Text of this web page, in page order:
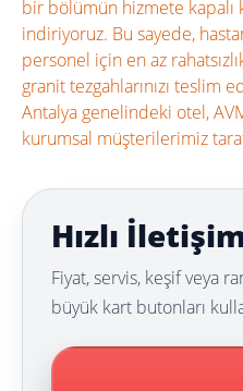
bir bölümün hizmete
indiriyoruz. Bu sayede,
personel için en az
granit tezgahlarınızı teslim
Antalya genelindeki otel,
kurumsal müşterilerimiz
Hızlı
Fiyat, servis, keşif veya
büyük kart butonları